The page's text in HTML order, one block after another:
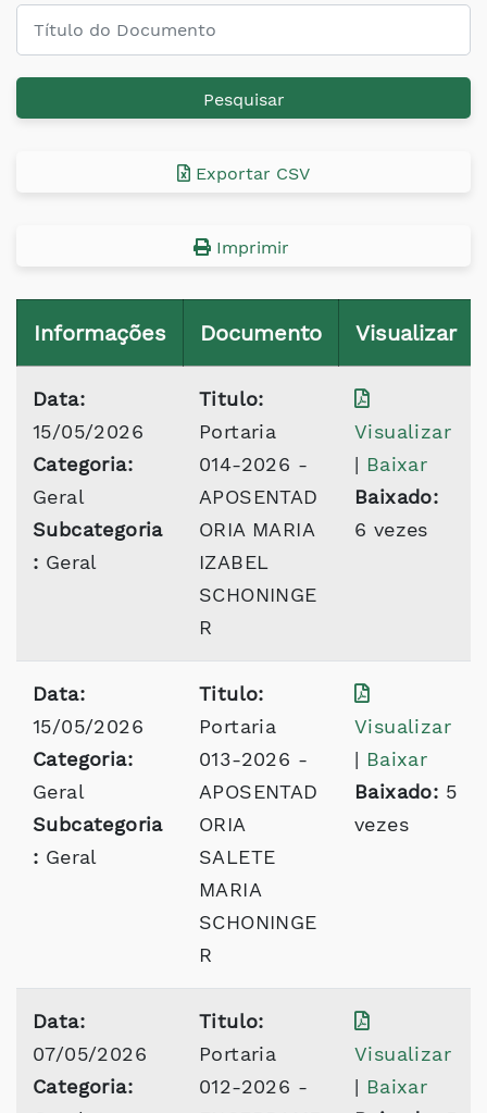
Pesquisar
Exportar CSV
Imprimir
Informações Documento Visualizar
Data:
15/05/2026
Categoria:
Geral
Subcategoria
: Geral
Titulo:
Portaria
014-2026 -
APOSENTAD
ORIA MARIA
IZABEL
SCHONINGE
R
Visualizar
| Baixar
Baixado:
6 vezes
Data:
15/05/2026
Categoria:
Geral
Subcategoria
: Geral
Titulo:
Portaria
013-2026 -
APOSENTAD
ORIA
SALETE
MARIA
SCHONINGE
R
Visualizar
| Baixar
Baixado: 5
vezes
Data:
07/05/2026
Categoria:
Titulo:
Portaria
012-2026 -
Visualizar
| Baixar